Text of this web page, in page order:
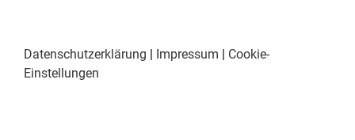
Datenschutzerklärung | Impressum | Cookie-
Einstellungen